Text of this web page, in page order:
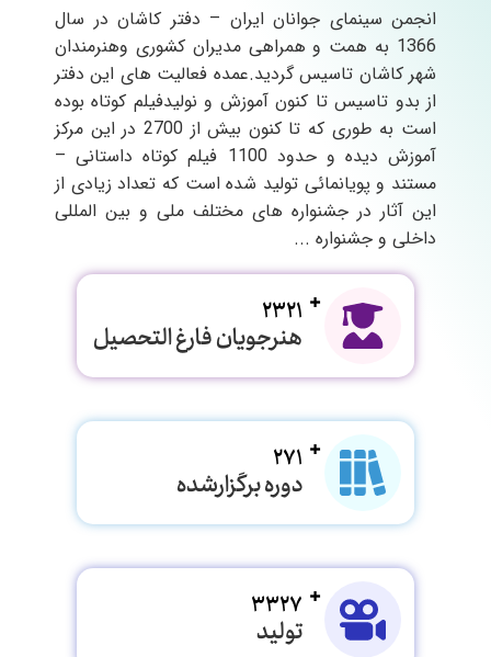
انجمن سینمای جوانان ایران – دفتر کاشان در سال
1366 به همت و همراهی مدیران کشوری وهنرمندان
شهر کاشان تاسیس گردید.عمده فعالیت های این دفتر
از بدو تاسیس تا کنون آموزش و نولیدفیلم کوتاه بوده
است به طوری که تا کنون بیش از 2700 در این مرکز
آموزش دیده و حدود 1100 فیلم کوتاه داستانی –
مستند و پویانمائی تولید شده است که تعداد زیادی از
این آثار در جشنواره های مختلف ملی و بین المللی
داخلی و جشنواره ...
2321
هنرجویان فارغ التحصیل
271
دوره برگزارشده
3327
تولید